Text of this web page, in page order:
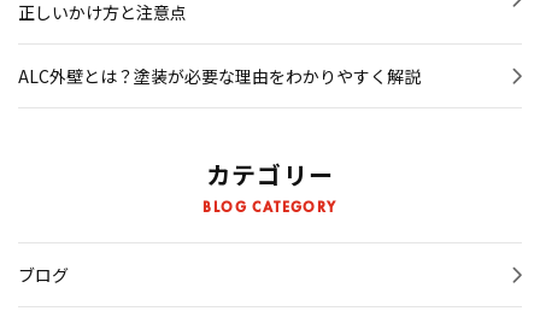
正しいかけ方と注意点
ALC外壁とは？塗装が必要な理由をわかりやすく解説
カテゴリー
BLOG CATEGORY
ブログ